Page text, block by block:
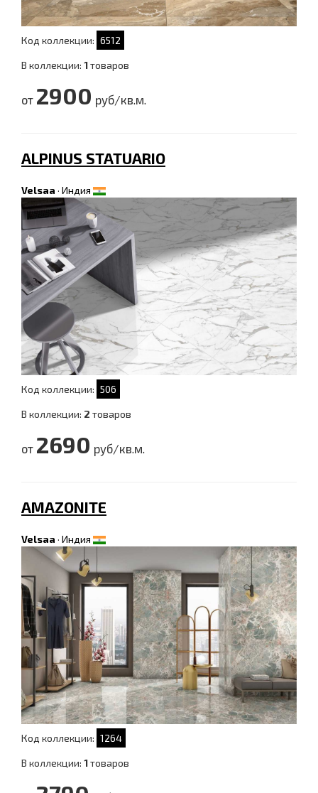
Код коллекции: 6512
В коллекции: 1товаров
от 2900 руб/кв.м.
ALPINUS STATUARIO
Velsaa · Индия
Код коллекции: 506
В коллекции: 2 товаров
от 2690 руб/кв.м.
AMAZONITE
Velsaa · Индия
Код коллекции: 1264
В коллекции: 1товаров